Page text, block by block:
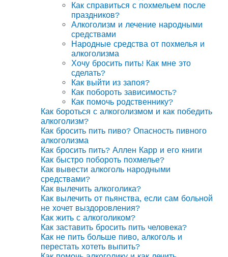
Как справиться с похмельем после
праздников?
Алкоголизм и лечение народными
средствами
Народные средства от похмелья и
алкоголизма
Хочу бросить пить! Как мне это
сделать?
Как выйти из запоя?
Как побороть зависимость?
Как помочь родственнику?
Как бороться с алкоголизмом и как победить
алкоголизм?
Как бросить пить пиво? Опасность пивного
алкоголизма
Как бросить пить? Аллен Карр и его книги
Как быстро побороть похмелье?
Как вывести алкоголь народными
средствами?
Как вылечить алкоголика?
Как вылечить от пьянства, если сам больной
не хочет выздоровления?
Как жить с алкоголиком?
Как заставить бросить пить человека?
Как не пить больше пиво, алкоголь и
перестать хотеть выпить?